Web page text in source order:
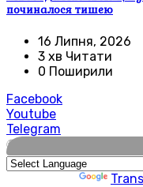
починалося тишею
16 Липня, 2026
3 хв Читати
0 Поширили
Facebook
Youtube
Telegram
🌍